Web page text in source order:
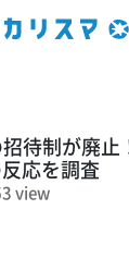
待制が廃
応を調査
view